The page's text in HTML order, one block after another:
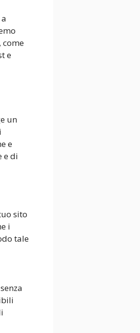
come
e
un
e
e di
sito
i
tale